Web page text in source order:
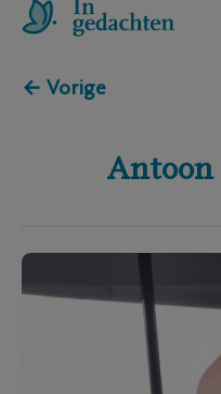
← Vorige
Antoon